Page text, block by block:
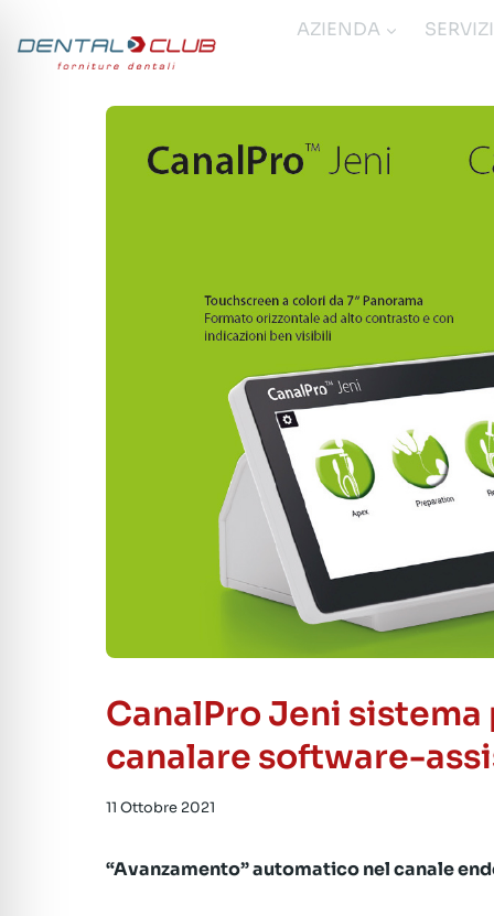
contenuto
AZIENDA
CanalPro Jeni
canalare software-
11 Ottobre 2021
“Avanzamento” automatico nel canale